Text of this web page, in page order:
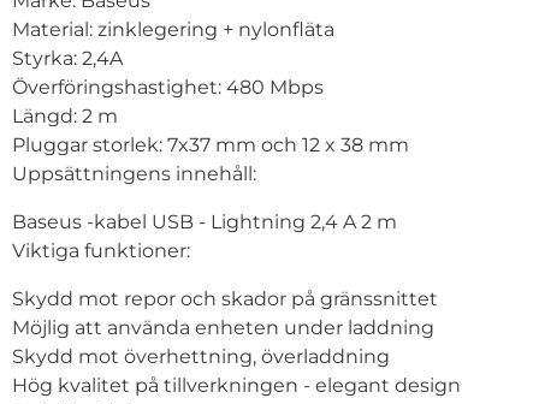
Material: zinklegering + nylonfläta
Styrka: 2,4A
Överföringshastighet: 480 Mbps
Längd: 2 m
Pluggar storlek: 7x37 mm och 12 x 38 mm
Uppsättningens innehåll:
Baseus -kabel USB - Lightning 2,4 A 2 m
Viktiga funktioner:
Skydd mot repor och skador på gränssnittet
Möjlig att använda enheten under laddning
Skydd mot överhettning, överladdning
Hög kvalitet på tillverkningen - elegant design